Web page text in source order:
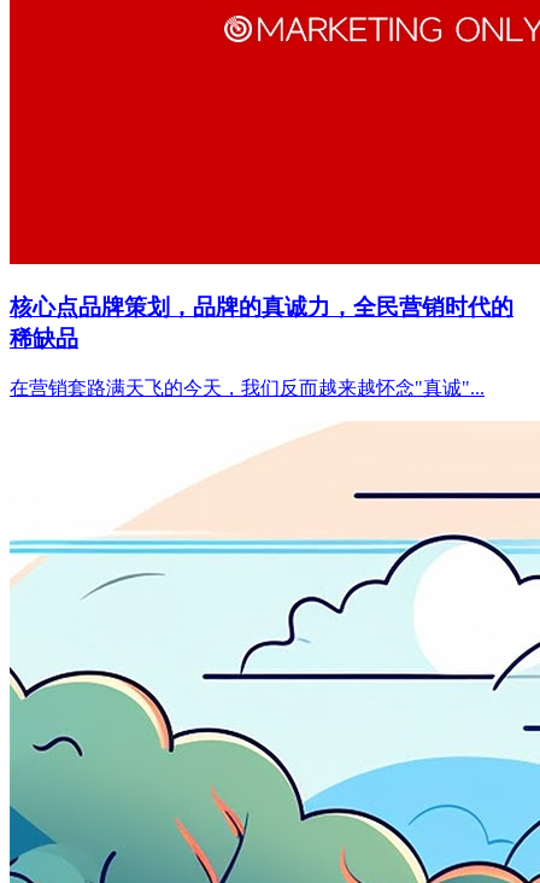
核心点品牌策划，品牌的真诚力，全民营销时代的
稀缺品
在营销套路满天飞的今天，我们反而越来越怀念"真诚"...